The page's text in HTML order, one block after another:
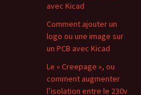
avec Kicad
Comment ajouter un
logo ou une image sur
un PCB avec Kicad
Le « Creepage », ou
comment augmenter
l’isolation entre le 230v